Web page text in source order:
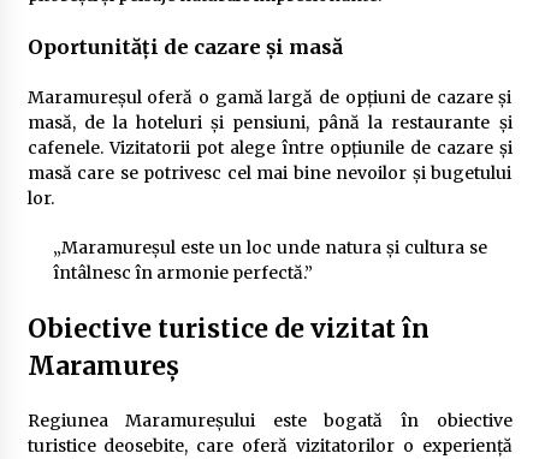
Oportunități de cazare și masă
Maramureșul oferă o gamă largă de opțiuni de cazare și
masă, de la hoteluri și pensiuni, până la restaurante și
cafenele. Vizitatorii pot alege între opțiunile de cazare și
masă care se potrivesc cel mai bine nevoilor și bugetului
lor.
„Maramureșul este un loc unde natura și cultura se
întâlnesc în armonie perfectă.”
Obiective turistice de vizitat în
Maramureș
Regiunea Maramureșului este bogată în obiective
turistice deosebite, care oferă vizitatorilor o experiență